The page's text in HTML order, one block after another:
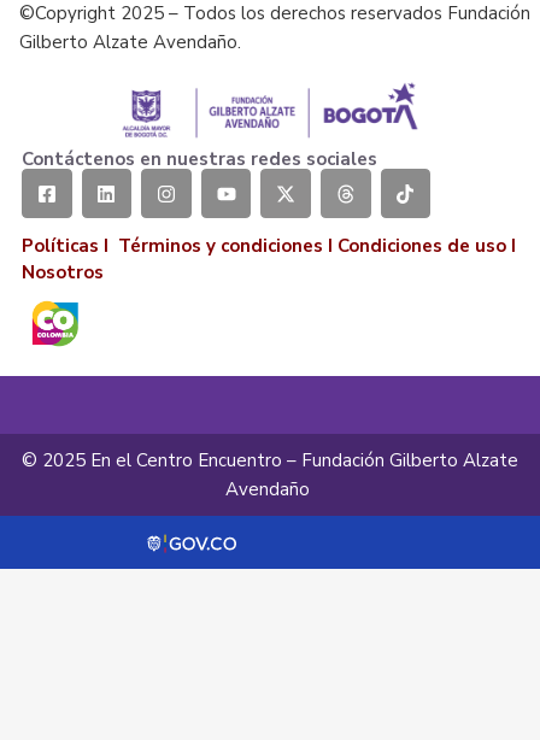
©Copyright 2025 – Todos los derechos reservados Fundación
Gilberto Alzate Avendaño.
Contáctenos en nuestras redes sociales
Políticas I Términos y condiciones I Condiciones de uso I
Nosotros
© 2025 En el Centro Encuentro – Fundación Gilberto Alzate
Avendaño